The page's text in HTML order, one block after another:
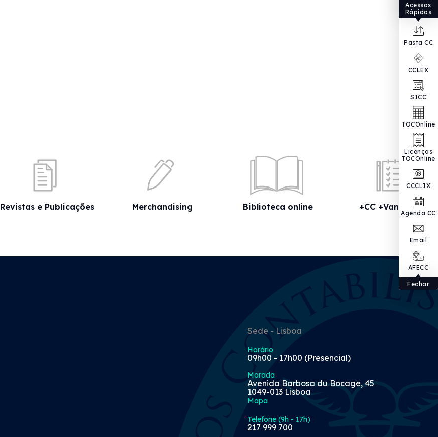
Acessos
Rápidos
Pasta CC
CCLEX
SICC
TOCOnline
Licenças
TOCOnline
CCCLIX
Agenda CC
Email
AFECC
Fechar
Revistas e Publicações Merchandising Biblioteca online +CC +Vantagens
Sede - Lisboa
Horário
09h00 - 17h00 (Presencial)
Morada
Avenida Barbosa du Bocage, 45
1049-013 Lisboa
Mapa
Telefone (9h - 17h)
217 999 700